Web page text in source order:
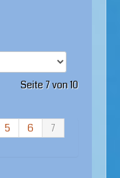
Seite 7 von 10
5 6
7